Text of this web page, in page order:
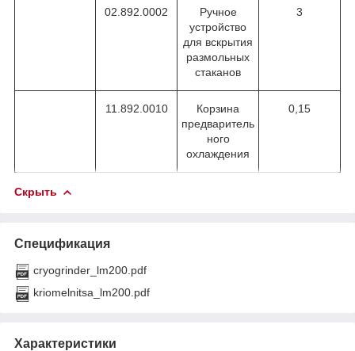
02.892.0002
Ручное
устройство
для вскрытия
размольных
стаканов
3
11.892.0010
Корзина
предваритель
ного
охлаждения
0,15
Скрыть
Спецификация
cryogrinder_lm200.pdf
kriomelnitsa_lm200.pdf
Характеристики